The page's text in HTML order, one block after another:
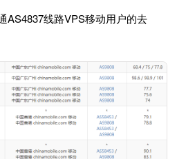
AS4837线路VPS移动用户的去